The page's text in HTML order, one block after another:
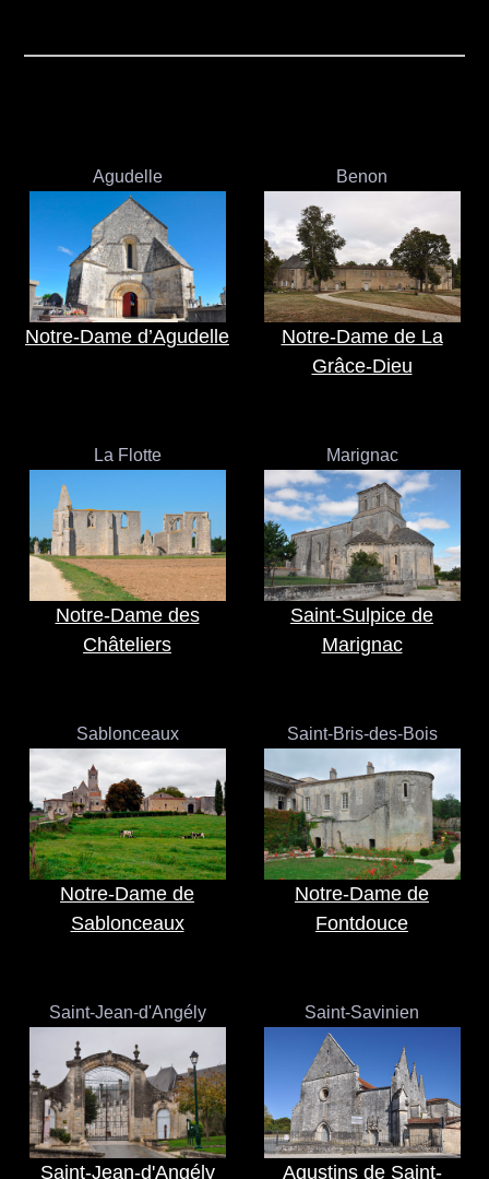
Agudelle
Notre-Dame d’Agudelle
Benon
Notre-Dame de La
Grâce-Dieu
La Flotte
Notre-Dame des
Châteliers
Marignac
Saint-Sulpice de
Marignac
Sablonceaux
Notre-Dame de
Sablonceaux
Saint-Bris-des-Bois
Notre-Dame de
Fontdouce
Saint-Jean-d'Angély
Saint-Jean-d'Angély
Saint-Savinien
Agustins de Saint-